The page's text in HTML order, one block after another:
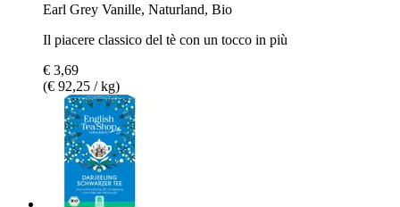
Earl Grey Vanille, Naturland, Bio
Il piacere classico del tè con un tocco in più
€ 3,69
(€ 92,25 / kg)